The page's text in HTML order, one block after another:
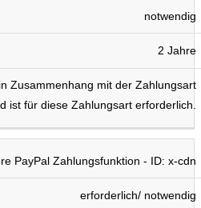
notwendig
2 Jahre
Zusammenhang mit der Zahlungsart
ist für diese Zahlungsart erforderlich.
PayPal Zahlungsfunktion - ID: x-cdn
erforderlich/ notwendig